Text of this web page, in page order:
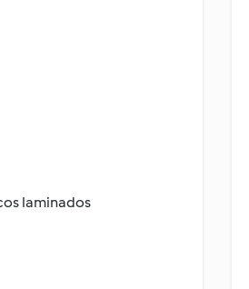
laminados